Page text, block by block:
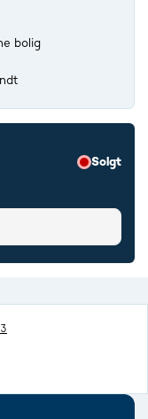
bolig
Solgt